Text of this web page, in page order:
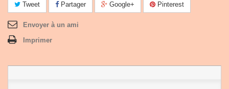
Tweet Partager Google+ Pinterest
Envoyer à un ami
Imprimer